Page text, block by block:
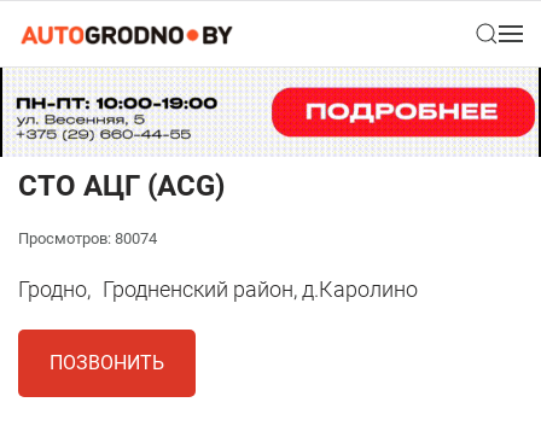
СТО АЦГ (ACG)
Просмотров: 80074
Гродно, Гродненский район, д.Каролино
ПОЗВОНИТЬ